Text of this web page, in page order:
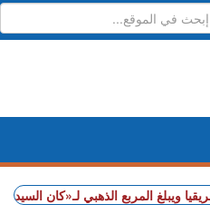
المربع الذهبي لـ«كان السيدات»